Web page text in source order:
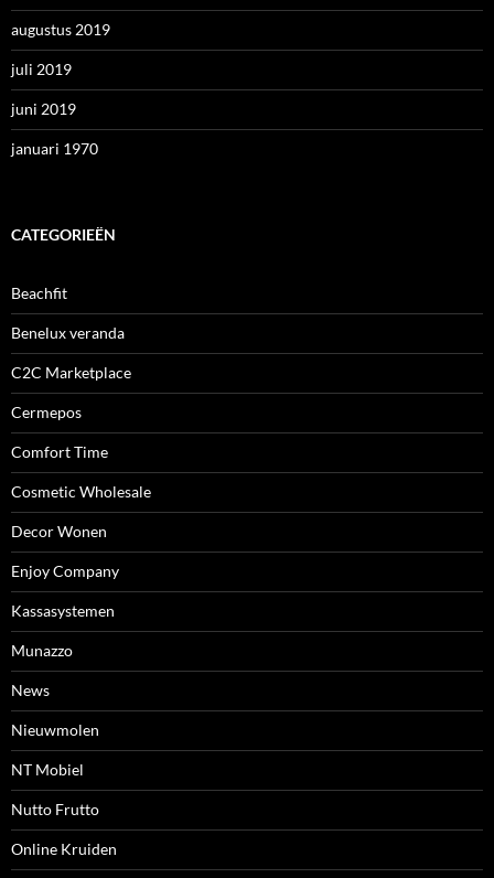
augustus 2019
juli 2019
juni 2019
januari 1970
CATEGORIEËN
Beachfit
Benelux veranda
C2C Marketplace
Cermepos
Comfort Time
Cosmetic Wholesale
Decor Wonen
Enjoy Company
Kassasystemen
Munazzo
News
Nieuwmolen
NT Mobiel
Nutto Frutto
Online Kruiden